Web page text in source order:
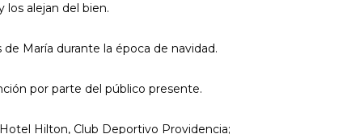
alejan del bien.
María durante la época de navidad.
por parte del público presente.
Hilton, Club Deportivo Providencia;